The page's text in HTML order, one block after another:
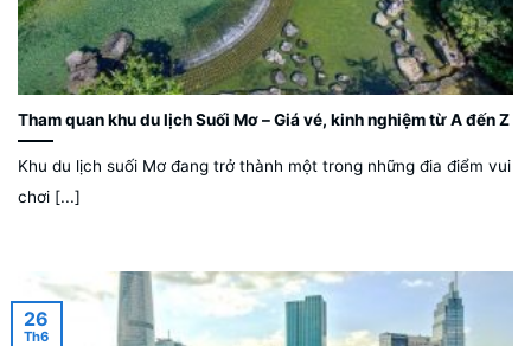
Tham quan khu du lịch Suối Mơ – Giá vé, kinh nghiệm từ A đến Z
Khu du lịch suối Mơ đang trở thành một trong những đia điểm vui
chơi [...]
26
Th6